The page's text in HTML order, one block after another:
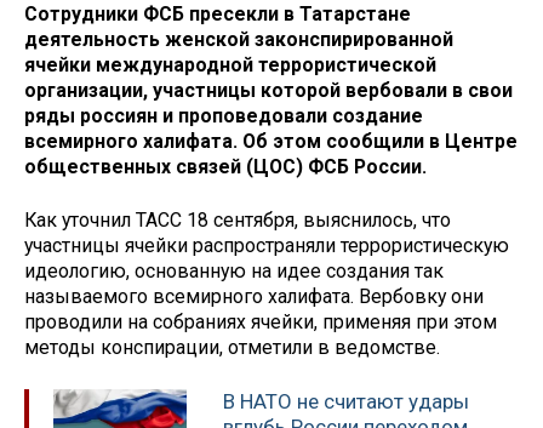
Сотрудники ФСБ пресекли в Татарстане
деятельность женской законспирированной
ячейки международной террористической
организации, участницы которой вербовали в свои
ряды россиян и проповедовали создание
всемирного халифата. Об этом сообщили в Центре
общественных связей (ЦОС) ФСБ России.
Как уточнил ТАСС 18 сентября, выяснилось, что
участницы ячейки распространяли террористическую
идеологию, основанную на идее создания так
называемого всемирного халифата. Вербовку они
проводили на собраниях ячейки, применяя при этом
методы конспирации, отметили в ведомстве.
В НАТО не считают удары